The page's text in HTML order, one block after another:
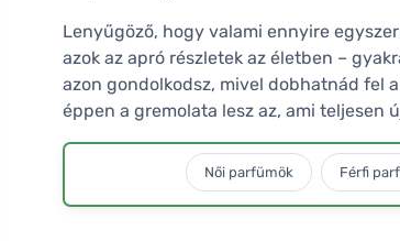
Lenyűgöző, hogy valami ennyire
azok az apró részletek az életben –
azon gondolkodsz, mivel dobhatnád fel
éppen a gremolata lesz az, ami teljesen
Női parfümök Férfi